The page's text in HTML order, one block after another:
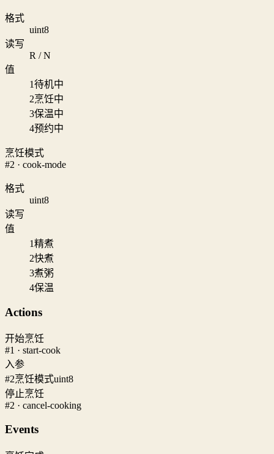
格式
uint8
读写
R / N
值
1待机中
2烹饪中
3保温中
4预约中
烹饪模式
#2 · cook-mode
格式
uint8
读写
值
1精煮
2快煮
3煮粥
4保温
Actions
开始烹饪
#1 · start-cook
入参
#2烹饪模式uint8
停止烹饪
#2 · cancel-cooking
Events